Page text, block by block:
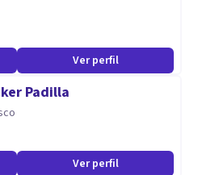
Ver perfil
Padilla
Ver perfil